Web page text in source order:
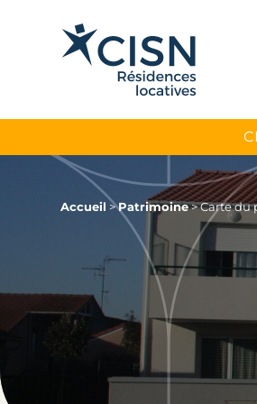
Accueil >Patrimoine>Carte du